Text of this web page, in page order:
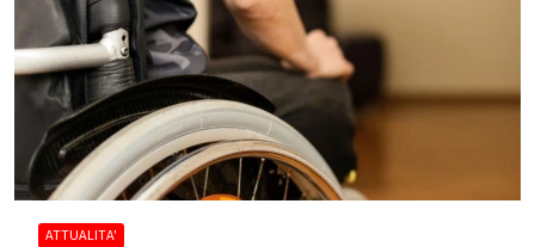
ATTUALITA'